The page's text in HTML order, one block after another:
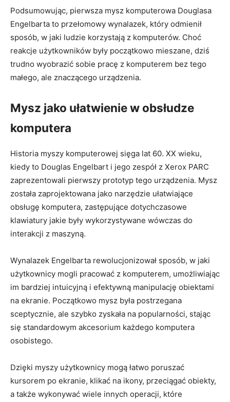
Podsumowując, pierwsza mysz⁣ komputerowa ⁢Douglasa
Engelbarta to przełomowy wynalazek, który ‌odmienił
‍sposób, w jaki ludzie korzystają z komputerów. Choć
reakcje użytkowników były początkowo ⁤mieszane, dziś
trudno wyobrazić sobie pracę z komputerem bez tego
małego, ale znaczącego urządzenia.
Mysz jako ułatwienie w obsłudze
komputera
Historia ⁢myszy komputerowej sięga ⁢lat 60.⁣ XX wieku,
⁢kiedy​ to Douglas Engelbart i jego zespół ​z ⁣Xerox PARC
zaprezentowali pierwszy ⁤prototyp​ tego urządzenia. Mysz‌
została zaprojektowana‌ jako narzędzie ⁣ułatwiające
obsługę komputera, zastępujące⁣ dotychczasowe
klawiatury ​jakie ⁤były wykorzystywane ⁢wówczas do
interakcji z maszyną.
Wynalazek Engelbarta rewolucjonizował sposób, w jaki
użytkownicy mogli pracować z komputerem, umożliwiając
‌im bardziej intuicyjną i efektywną⁤ manipulację obiektami
na ekranie.‍ Początkowo mysz była ⁢postrzegana
sceptycznie,⁤ ale szybko zyskała na popularności, stając
⁤się standardowym akcesorium każdego komputera
osobistego.
Dzięki myszy użytkownicy⁤ mogą ‌łatwo poruszać
kursorem po ekranie,⁣ klikać na ikony, przeciągać obiekty,
a także wykonywać wiele innych operacji,⁤ które‌